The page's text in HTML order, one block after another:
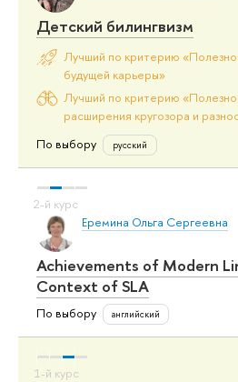
Детский билингвизм
Лучший по критерию
будущей карьеры»
Лучший по критерию
расширения кругозора и
По выбору
русский
Еремина Ольга Сергеевна
Achievements of Modern
Context of SLA
По выбору английский